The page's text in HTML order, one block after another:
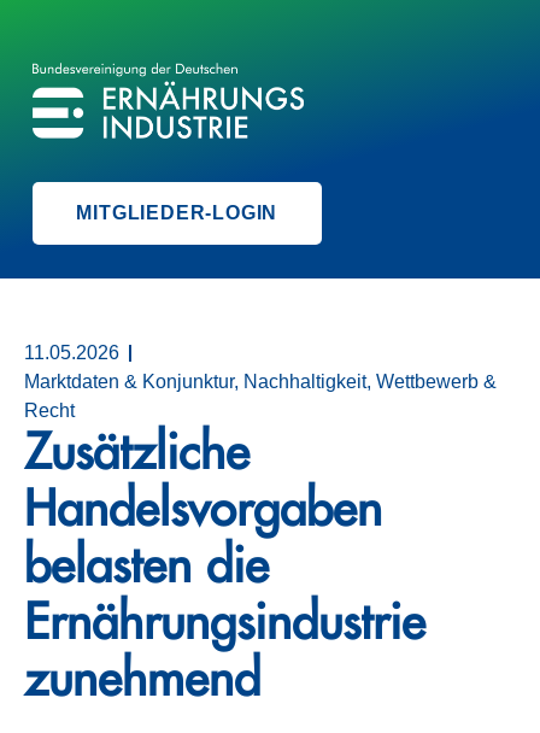
BVE
BUNDESVEREINIGUNG DER ERNÄHRUNGSINDUSTRIE
MITGLIEDER-LOGIN
11.05.2026
Marktdaten & Konjunktur, Nachhaltigkeit, Wettbewerb &
Recht
Zusätzliche
Handelsvorgaben
belasten die
Ernährungsindustrie
zunehmend